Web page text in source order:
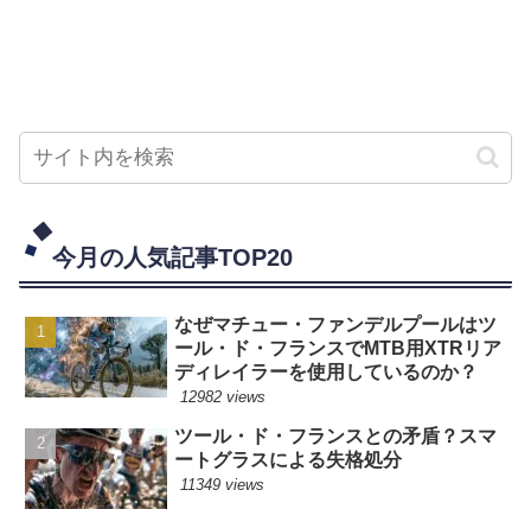
今月の人気記事TOP20
なぜマチュー・ファンデルプールはツ
ール・ド・フランスでMTB用XTRリア
ディレイラーを使用しているのか？
12982 views
ツール・ド・フランスとの矛盾？スマ
ートグラスによる失格処分
11349 views